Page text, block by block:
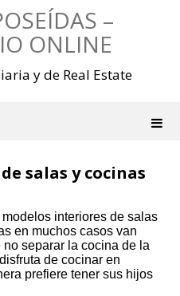
–
ONLINE
y de Real Estate
salas y cocinas
interiores de salas
en muchos casos van
separar la cocina de la
de cocinar en
prefiere tener sus hijos